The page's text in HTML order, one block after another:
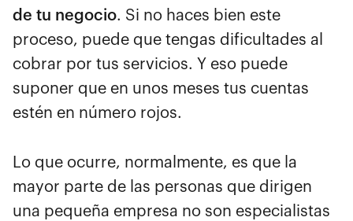
de tu negocio. Si no haces bien este
proceso, puede que tengas dificultades al
cobrar por tus servicios. Y eso puede
suponer que en unos meses tus cuentas
estén en número rojos.
Lo que ocurre, normalmente, es que la
mayor parte de las personas que dirigen
una pequeña empresa no son especialistas